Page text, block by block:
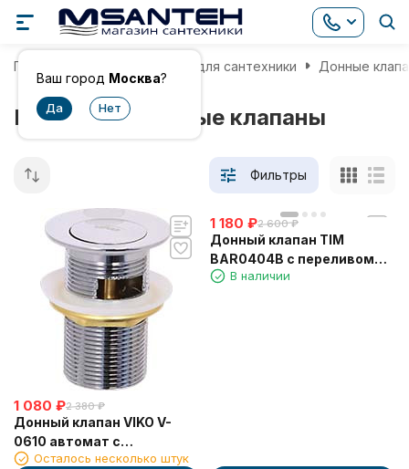
Ваш город Москва?
Главная Комплектующие для сантехники Донные
Китайские донные клапаны
Фильтры
1 080 ₽2 380 ₽
Донный клапан VIKO V-
0610 автомат с
переливом
Осталось несколько штук
1 180 ₽2 600 ₽
Донный клапан TIM
BAR0404B с переливом
автомат 1-1/2" (ф40)
В наличии